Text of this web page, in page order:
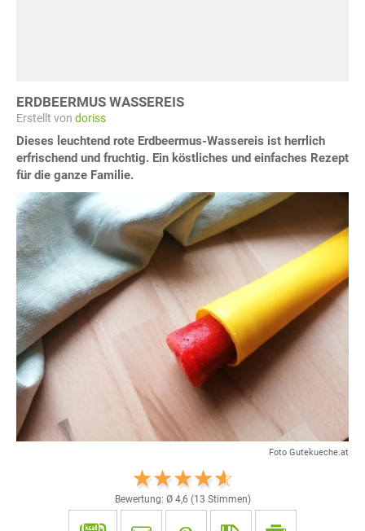
ERDBEERMUS WASSEREIS
Erstellt von doriss
Dieses leuchtend rote Erdbeermus-Wassereis ist herrlich
erfrischend und fruchtig. Ein köstliches und einfaches Rezept
für die ganze Familie.
Foto Gutekueche.at
Bewertung: Ø 4,6 (13 Stimmen)